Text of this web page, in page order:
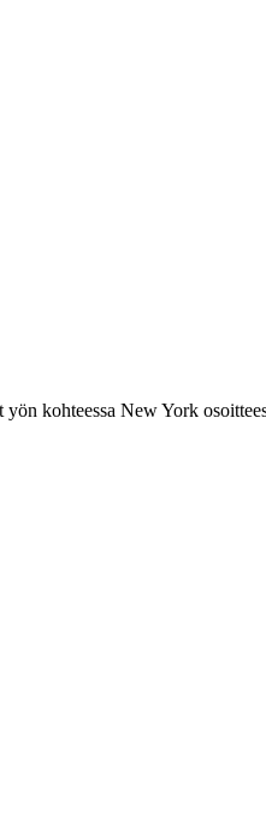
kohteessa New York